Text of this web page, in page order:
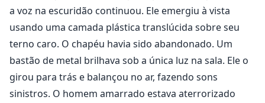
a voz na escuridão continuou. Ele emergiu à vista
usando uma camada plástica translúcida sobre seu
terno caro. O chapéu havia sido abandonado. Um
bastão de metal brilhava sob a única luz na sala. Ele o
girou para trás e balançou no ar, fazendo sons
sinistros. O homem amarrado estava aterrorizado